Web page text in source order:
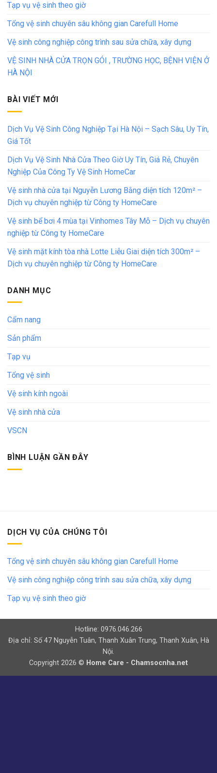
Tạp vụ vệ sinh theo giờ
Tổng vệ sinh chuyên sâu không gian Carefull Home
Vệ sinh công nghiệp công trình sau sửa chữa, xây dựng
VỆ SINH NHÀ CỬA TRỌN GÓI , TRƯỜNG HỌC, BỆNH VIỆN Ở
HÀ NỘI
BÀI VIẾT MỚI
Dịch Vụ Vệ Sinh Công Nghiệp Tại Hà Nội – Sạch Sâu, Uy Tín,
Giá Tốt
Dịch Vụ Vệ Sinh Nhà Cửa Theo Giờ Uy Tín, Giá Rẻ, Chuyên
Nghiệp Của Công Ty Vệ Sinh HomeCar
Vệ sinh nhà cửa tại Nguyễn Lương Bằng diện tích 120m² –
Dịch vụ chuyên nghiệp từ Công ty HomeCare
Vệ sinh bể bơi 4 mùa tại Vinhomes Tây Mỗ – Dịch vụ chuyên
nghiệp từ Công ty HomeCare
Vệ sinh mặt kính tòa nhà Lotte Liễu Giai diện tích 300m² –
Dịch vụ chuyên nghiệp từ Công ty HomeCare
DANH MỤC
Cẩm nang
Sản phẩm
Tạp vụ
Tổng vệ sinh
Vệ sinh kính ngoài
Vệ sinh nhà cửa
VSCN
BÌNH LUẬN GẦN ĐÂY
DỊCH VỤ CỦA CHÚNG TÔI
Tổng vệ sinh chuyên sâu không gian Carefull Home
Vệ sinh công nghiệp công trình sau sửa chữa, xây dựng
Tạp vụ vệ sinh theo giờ
Hotline: 0976.046.266
Địa chỉ: Số 47 Nguyễn Tuân, Thanh Xuân Trung, Thanh Xuân, Hà
Nội.
Copyright 2026 © Home Care - Chamsocnha.net